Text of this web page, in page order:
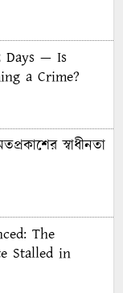
Days — Is
a Crime?
স্বাধীনতা
The
Stalled in